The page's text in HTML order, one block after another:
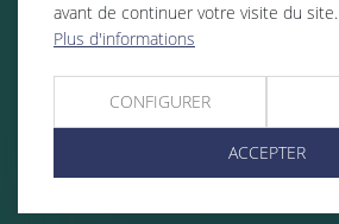
avant de continuer votre visite du site.
Plus d'informations
CONFIGURER
ACCEPTER